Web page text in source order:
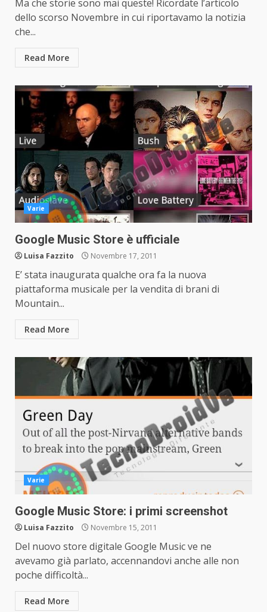
Ma che storie sono mai queste! Ricordate l’articolo
dello scorso Novembre in cui riportavamo la notizia
che...
Read More
Varie
Google Music Store è ufficiale
Luisa Fazzito Novembre 17, 2011
E’ stata inaugurata qualche ora fa la nuova
piattaforma musicale per la vendita di brani di
Mountain...
Read More
Varie
Google Music Store: i primi screenshot
Luisa Fazzito Novembre 15, 2011
Del nuovo store digitale Google Music ve ne
avevamo già parlato, accennandovi anche alle non
poche difficoltà...
Read More